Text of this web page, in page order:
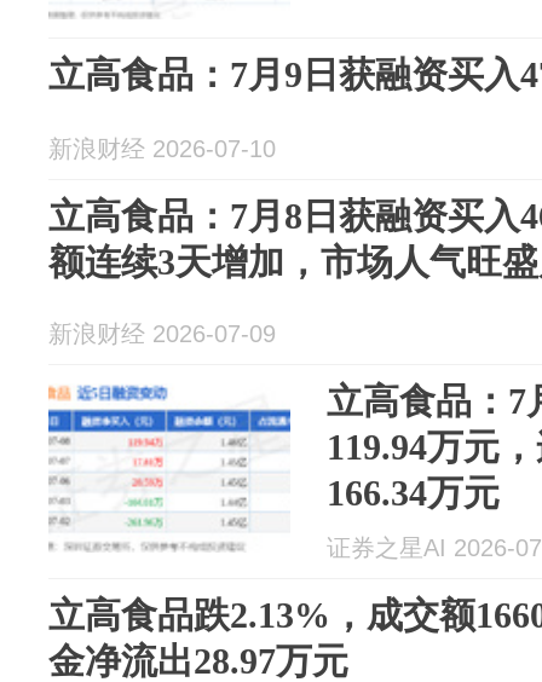
立高食品：7月9日获融资买入
新浪财经 2026-07-10
立高食品：7月8日获融资买入
额连续3天增加，市场人气旺
新浪财经 2026-07-09
立高食品：7
119.94万元
166.34万元
证券之星AI 2026-
立高食品跌2.13%，成交额
金净流出28.97万元